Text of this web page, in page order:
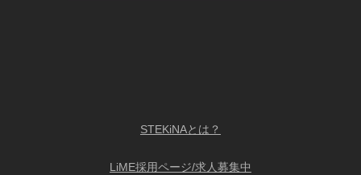
STEKiNAとは？
LiME採用ページ/求人募集中